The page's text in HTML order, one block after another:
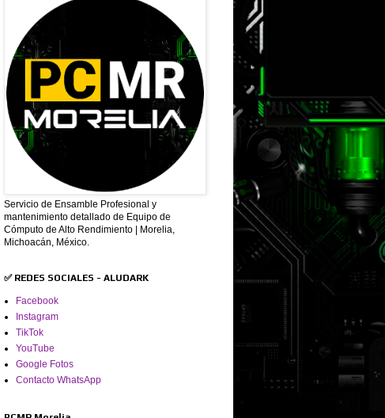
Servicio de Ensamble Profesional y
mantenimiento detallado de Equipo de
Cómputo de Alto Rendimiento | Morelia,
Michoacán, México.
✅ REDES SOCIALES - ALUDARK
Facebook
Instagram
TikTok
YouTube
Google Fotos
Contacto WhatsApp